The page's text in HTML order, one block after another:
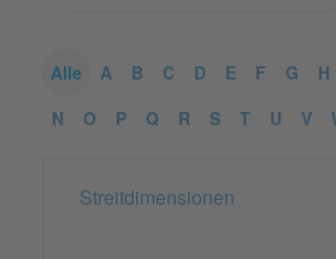
Alle A B C D E F G H
N
O P Q R S T U V
Streitdimensionen